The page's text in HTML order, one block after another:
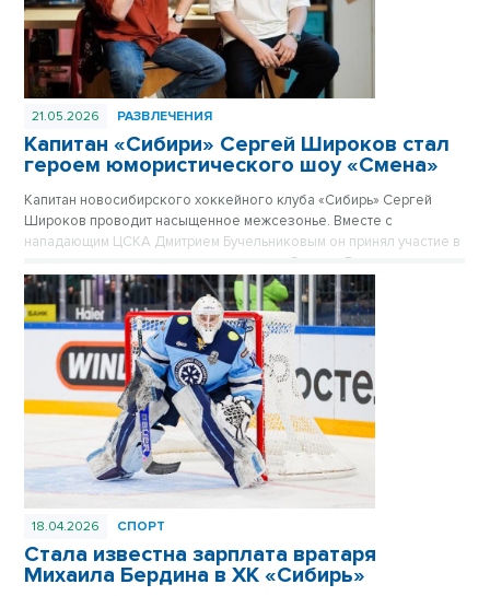
21.05.2026 РАЗВЛЕЧЕНИЯ
Капитан «Сибири» Сергей Широков стал
героем юмористического шоу «Смена»
Капитан новосибирского хоккейного клуба «Сибирь» Сергей
Широков проводит насыщенное межсезонье. Вместе с
нападающим ЦСКА Дмитрием Бучельниковым он принял участие в
новом выпуске юмористического шоу «Смена». В компании
популярных комиков Евгения Чебаткова и Алексея Стаховича
хоккеист примерил на себя роль актера, обсудил завершение
карьеры и поделился планами на лето.
18.04.2026 СПОРТ
Стала известна зарплата вратаря
Михаила Бердина в ХК «Сибирь»